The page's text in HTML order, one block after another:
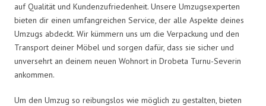
auf Qualität und Kundenzufriedenheit. Unsere Umzugsexperten
bieten dir einen umfangreichen Service, der alle Aspekte deines
Umzugs abdeckt. Wir kümmern uns um die Verpackung und den
Transport deiner Möbel und sorgen dafür, dass sie sicher und
unversehrt an deinem neuen Wohnort in Drobeta Turnu-Severin
ankommen.
Um den Umzug so reibungslos wie möglich zu gestalten, bieten